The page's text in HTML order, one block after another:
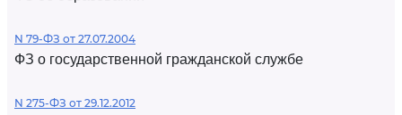
N 79-ФЗ от 27.07.2004
ФЗ о государственной гражданской службе
N 275-ФЗ от 29.12.2012